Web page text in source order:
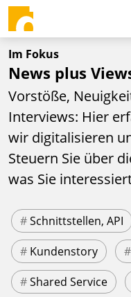
Im Fokus
News plus
Vorstöße,
Interviews: Hier
wir digitalisieren
Steuern Sie über
was Sie
#Schnittstellen, API
# Kundenstory #
#Shared Service